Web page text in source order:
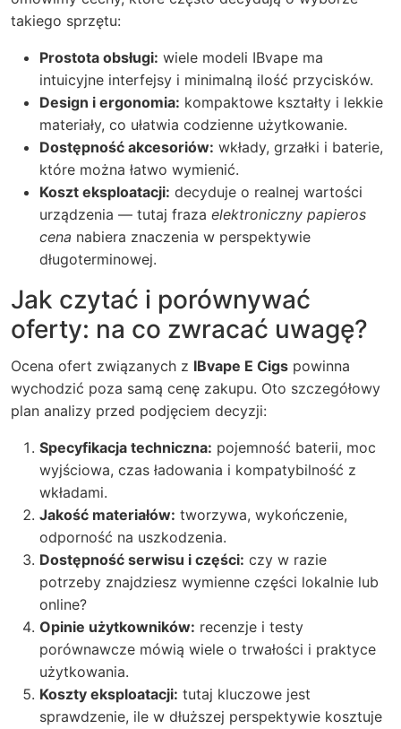
takiego sprzętu:
Prostota obsługi: wiele modeli IBvape ma
intuicyjne interfejsy i minimalną ilość przycisków.
Design i ergonomia: kompaktowe kształty i lekkie
materiały, co ułatwia codzienne użytkowanie.
Dostępność akcesoriów: wkłady, grzałki i baterie,
które można łatwo wymienić.
Koszt eksploatacji: decyduje o realnej wartości
urządzenia — tutaj fraza elektroniczny papieros
cena nabiera znaczenia w perspektywie
długoterminowej.
Jak czytać i porównywać
oferty: na co zwracać uwagę?
Ocena ofert związanych z IBvape E Cigs powinna
wychodzić poza samą cenę zakupu. Oto szczegółowy
plan analizy przed podjęciem decyzji:
Specyfikacja techniczna: pojemność baterii, moc
wyjściowa, czas ładowania i kompatybilność z
wkładami.
Jakość materiałów: tworzywa, wykończenie,
odporność na uszkodzenia.
Dostępność serwisu i części: czy w razie
potrzeby znajdziesz wymienne części lokalnie lub
online?
Opinie użytkowników: recenzje i testy
porównawcze mówią wiele o trwałości i praktyce
użytkowania.
Koszty eksploatacji: tutaj kluczowe jest
sprawdzenie, ile w dłuższej perspektywie kosztuje